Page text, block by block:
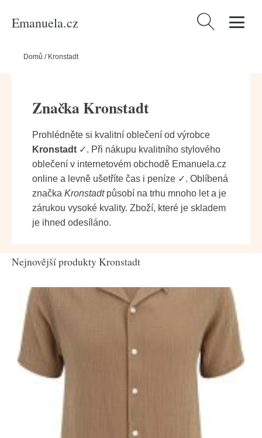
Emanuela.cz Vyhledávání
Domů / Kronstadt
Značka Kronstadt
Prohlédněte si kvalitní oblečení od výrobce
Kronstadt ✓. Při nákupu kvalitního stylového
oblečení v internetovém obchodě Emanuela.cz
online a levně ušetříte čas i peníze ✓. Oblíbená
značka Kronstadtpůsobí na trhu mnoho let a je
zárukou vysoké kvality. Zboží, které je skladem
je ihned odesíláno.
Nejnovější produkty Kronstadt